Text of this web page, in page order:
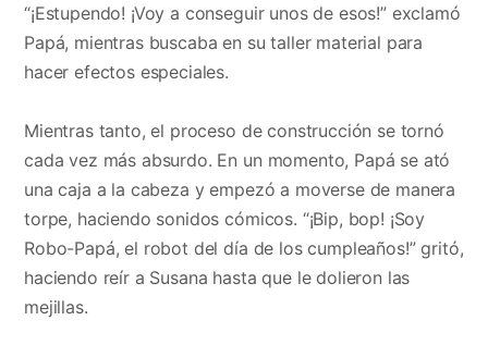
“¡Estupendo! ¡Voy a conseguir unos de esos!” exclamó
Papá, mientras buscaba en su taller material para
hacer efectos especiales.
Mientras tanto, el proceso de construcción se tornó
cada vez más absurdo. En un momento, Papá se ató
una caja a la cabeza y empezó a moverse de manera
torpe, haciendo sonidos cómicos. “¡Bip, bop! ¡Soy
Robo-Papá, el robot del día de los cumpleaños!” gritó,
haciendo reír a Susana hasta que le dolieron las
mejillas.